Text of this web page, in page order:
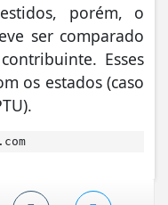
porém, o
ser comparado
Esses
os estados (caso